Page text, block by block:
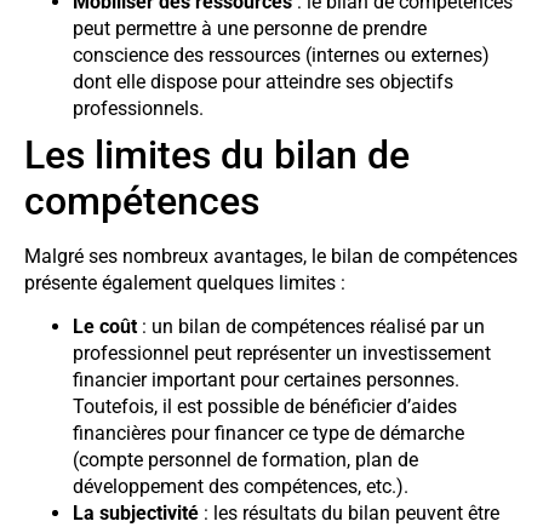
peut permettre à une personne de prendre
conscience des ressources (internes ou externes)
dont elle dispose pour atteindre ses objectifs
professionnels.
Les limites du bilan de
compétences
Malgré ses nombreux avantages, le bilan de compétences
présente également quelques limites :
Le coût : un bilan de compétences réalisé par un
professionnel peut représenter un investissement
financier important pour certaines personnes.
Toutefois, il est possible de bénéficier d’aides
financières pour financer ce type de démarche
(compte personnel de formation, plan de
développement des compétences, etc.).
La subjectivité : les résultats du bilan peuvent être